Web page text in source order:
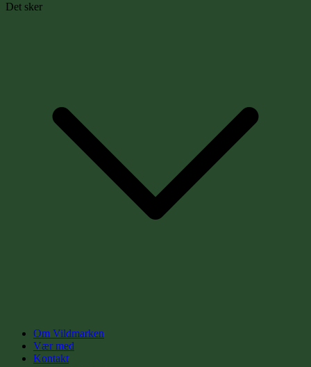
Det sker
Om Vildmarken
Vær med
Kontakt